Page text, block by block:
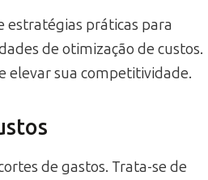
estratégias práticas para
de otimização de custos.
elevar sua competitividade.
de gastos. Trata-se de